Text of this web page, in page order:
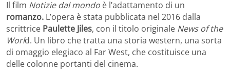
Il film Notizie dal mondo è l’adattamento di un
romanzo. L’opera è stata pubblicata nel 2016 dalla
scrittrice Paulette Jiles, con il titolo originale News of the
World. Un libro che tratta una storia western, una sorta
di omaggio elegiaco al Far West, che costituisce una
delle colonne portanti del cinema.